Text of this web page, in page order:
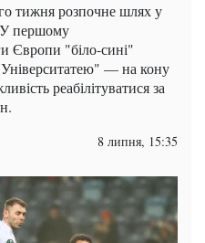
тижня розпочне шлях у
У першому
Європи "біло-сині"
— на кону
реабілітуватися за
8 липня, 15:35